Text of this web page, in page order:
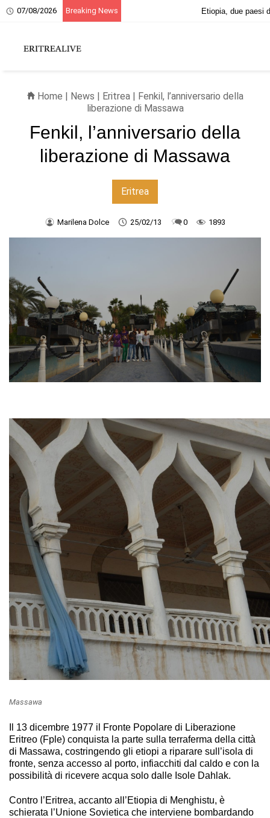
07/08/2026 Breaking News 20 giugno, ricordo dei martiri eritrei
Home | News | Eritrea| Fenkil, l’anniversario della
liberazione di Massawa
Fenkil, l’anniversario della
liberazione di Massawa
Eritrea
Marilena Dolce 25/02/13 0 1893
Massawa
Il 13 dicembre 1977 il Fronte Popolare di Liberazione
Eritreo (Fple) conquista la parte sulla terraferma della città
di Massawa, costringendo gli etiopi a riparare sull’isola di
fronte, senza accesso al porto, infiacchiti dal caldo e con la
possibilità di ricevere acqua solo dalle Isole Dahlak.
Contro l’Eritrea, accanto all’Etiopia di Menghistu, è
schierata l’Unione Sovietica che interviene bombardando